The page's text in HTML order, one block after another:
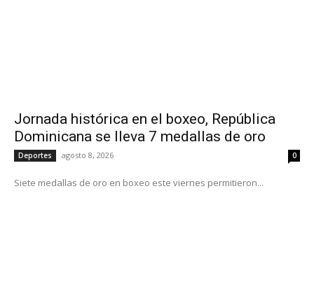
Jornada histórica en el boxeo, República
Dominicana se lleva 7 medallas de oro
Deportes agosto 8, 2026 0
Siete medallas de oro en boxeo este viernes permitieron...